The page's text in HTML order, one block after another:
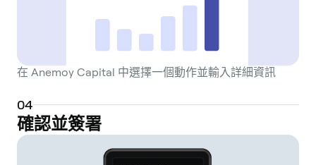
在 Anemoy Capital 中選擇一個動作並輸入詳細資訊
04
確認並簽署